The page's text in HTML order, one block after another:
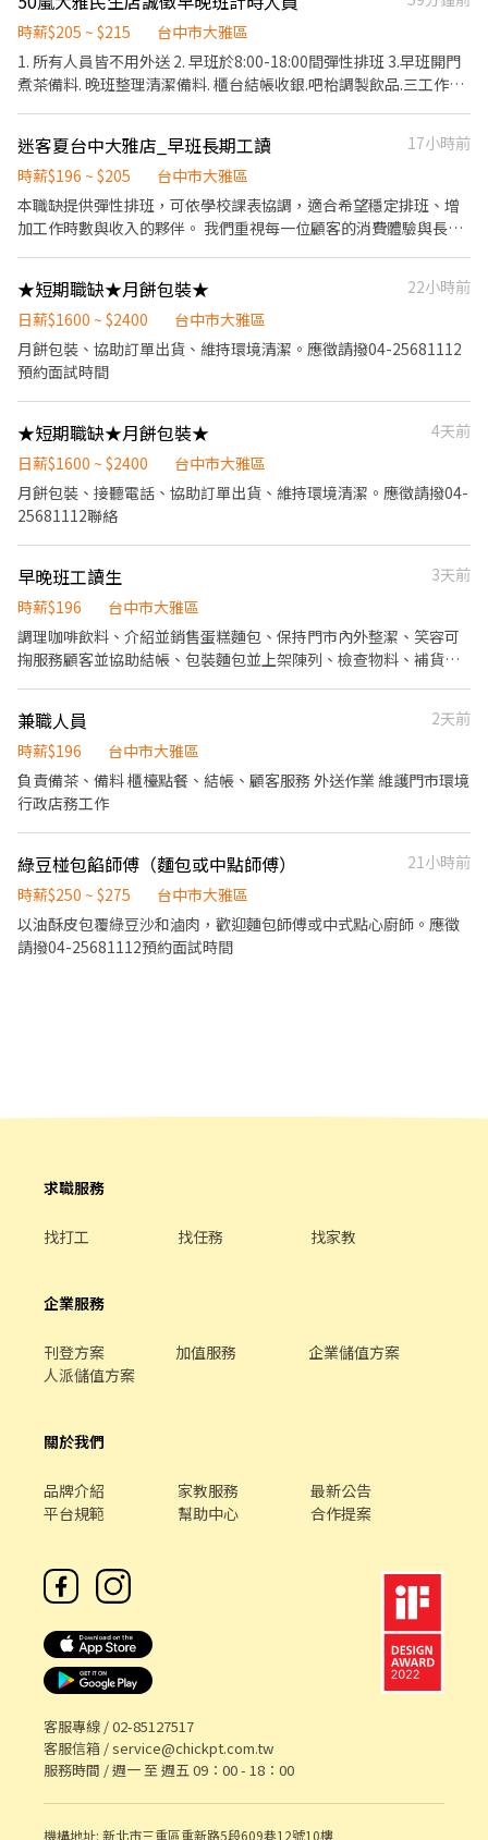
時薪$205 ~ $215
台中市大雅區
1. 所有人員皆不用外送 2. 早班於8:00-18:00間彈性排班 3.早班開門
煮茶備料. 晚班整理清潔備料. 櫃台結帳收銀.吧枱調製飲品.三工作崗
迷客夏台中大雅店_早班長期工讀
17小時前
時薪$196 ~ $205
台中市大雅區
本職缺提供彈性排班，可依學校課表協調，適合希望穩定排班、增
加工作時數與收入的夥伴。 我們重視每一位顧客的消費體驗與長期
夥伴互相支援、共同完成工作。 工作內容包含： 1. 櫃檯點餐、顧客
服務及飲品介紹 2. 各式飲品調製與品質確認 3. 外送服務（須持有有
效駕照） 4. 店內環境清潔與設備維護 5. 煮茶及原物料準備 6. 商品補
貨與庫存整理 7. 收銀結帳及現場作業支援 我們希望你具備良好的服
應速度及主動性。請先評估自己是否能適應門市工作節奏與要求，
確認可以穩定配合並願意學習後，再投遞履歷。
★短期職缺★月餅包裝★
22小時前
日薪$1600 ~ $2400
台中市大雅區
月餅包裝、協助訂單出貨、維持環境清潔。應徵請撥04-25681112
預約面試時間
★短期職缺★月餅包裝★
4天前
日薪$1600 ~ $2400
台中市大雅區
月餅包裝、接聽電話、協助訂單出貨、維持環境清潔。應徵請撥04-
25681112聯絡
早晚班工讀生
3天前
時薪$196
台中市大雅區
調理咖啡飲料、介紹並銷售蛋糕麵包、保持門市內外整潔、笑容可
掬服務顧客並協助結帳、包裝麵包並上架陳列、檢查物料、補貨、
兼職人員
2天前
時薪$196
台中市大雅區
負責備茶、備料 櫃檯點餐、結帳、顧客服務 外送作業 維護門市環境
行政店務工作
綠豆椪包餡師傅（麵包或中點師傅）
21小時前
時薪$250 ~ $275
台中市大雅區
以油酥皮包覆綠豆沙和滷肉，歡迎麵包師傅或中式點心廚師。應徵
請撥04-25681112預約面試時間
求職服務
找打工 找任務 找家教
企業服務
刊登方案 加值服務
企業儲值方案
人派儲值方案
關於我們
品牌介紹 家教服務
最新公告
平台規範
幫助中心 合作提案
客服專線 /02-85127517
客服信箱 /service@chickpt.com.tw
服務時間 / 週一 至 週五 09：00 - 18：00
機構地址: 新北市三重區重新路5段609巷12號10樓